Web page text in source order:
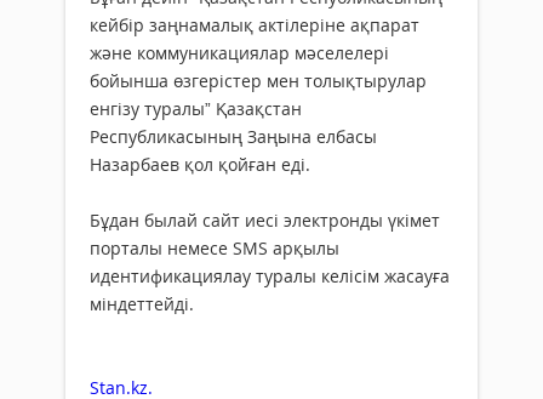
кейбір заңнамалық актілеріне ақпарат
және коммуникациялар мәселелері
бойынша өзгерістер мен толықтырулар
енгізу туралы” Қазақстан
Республикасының Заңына елбасы
Назарбаев қол қойған еді.
Бұдан былай сайт иесі электронды үкімет
порталы немесе SMS арқылы
идентификациялау туралы келісім жасауға
міндеттейді.
Stan.kz.